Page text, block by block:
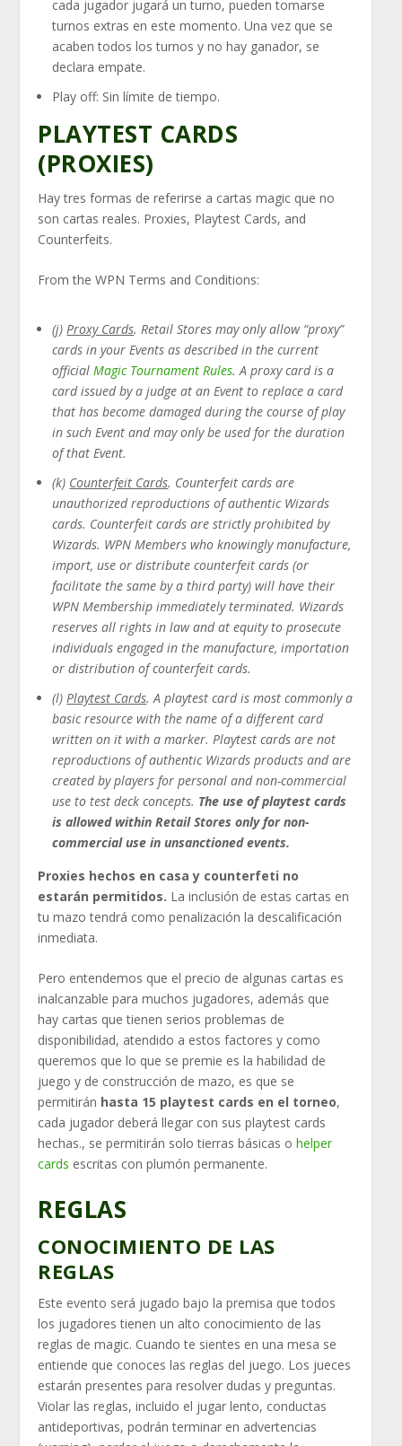
cada jugador jugará un turno, pueden tomarse
turnos extras en este momento. Una vez que se
acaben todos los turnos y no hay ganador, se
declara empate.
Play off: Sin límite de tiempo.
PLAYTEST CARDS
(PROXIES)
Hay tres formas de referirse a cartas magic que no
son cartas reales. Proxies, Playtest Cards, and
Counterfeits.
From the WPN Terms and Conditions:
(j)Proxy Cards. Retail Stores may only allow “proxy”
cards in your Events as described in the current
officialMagic Tournament Rules. A proxy card is a
card issued by a judge at an Event to replace a card
that has become damaged during the course of play
in such Event and may only be used for the duration
of that Event.
(k) Counterfeit Cards. Counterfeit cards are
unauthorized reproductions of authentic Wizards
cards. Counterfeit cards are strictly prohibited by
Wizards. WPN Members who knowingly manufacture,
import, use or distribute counterfeit cards (or
facilitate the same by a third party) will have their
WPN Membership immediately terminated. Wizards
reserves all rights in law and at equity to prosecute
individuals engaged in the manufacture, importation
or distribution of counterfeit cards.
(l)Playtest Cards. A playtest card is most commonly a
basic resource with the name of a different card
written on it with a marker. Playtest cards are not
reproductions of authentic Wizards products and are
created by players for personal and non-commercial
use to test deck concepts. The use of playtest cards
is allowed within Retail Stores only for non-
commercial use in unsanctioned events.
Proxies hechos en casa y counterfeti no
estarán permitidos. La inclusión de estas cartas en
tu mazo tendrá como penalización la descalificación
inmediata.
Pero entendemos que el precio de algunas cartas es
inalcanzable para muchos jugadores, además que
hay cartas que tienen serios problemas de
disponibilidad, atendido a estos factores y como
queremos que lo que se premie es la habilidad de
juego y de construcción de mazo, es que se
permitirán hasta 15 playtest cards en el torneo,
cada jugador deberá llegar con sus playtest cards
hechas., se permitirán solo tierras básicas ohelper
cards escritas con plumón permanente.
REGLAS
CONOCIMIENTO DE LAS
REGLAS
Este evento será jugado bajo la premisa que todos
los jugadores tienen un alto conocimiento de las
reglas de magic. Cuando te sientes en una mesa se
entiende que conoces las reglas del juego. Los jueces
estarán presentes para resolver dudas y preguntas.
Violar las reglas, incluido el jugar lento, conductas
antideportivas, podrán terminar en advertencias